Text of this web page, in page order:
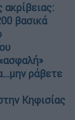
βασικά
ράβετε
Κηφισίας